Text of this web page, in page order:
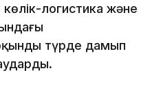
логистика және
түрде дамып